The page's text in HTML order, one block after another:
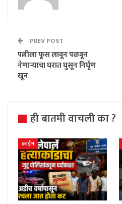
PREV POST
पत्नीला फूस लावून पळवून
नेणाऱ्याचा घरात घुसून निर्घृण
खून
ही बातमी वाचली का ?
क्राईम